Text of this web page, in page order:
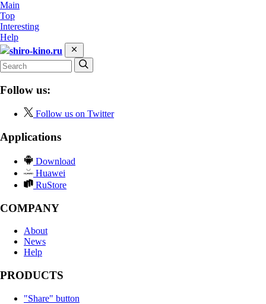
Main
Top
Interesting
Help
shiro-kino.ru
Follow us:
Follow us on Twitter
Applications
Download
Huawei
RuStore
COMPANY
About
News
Help
PRODUCTS
"Share" button